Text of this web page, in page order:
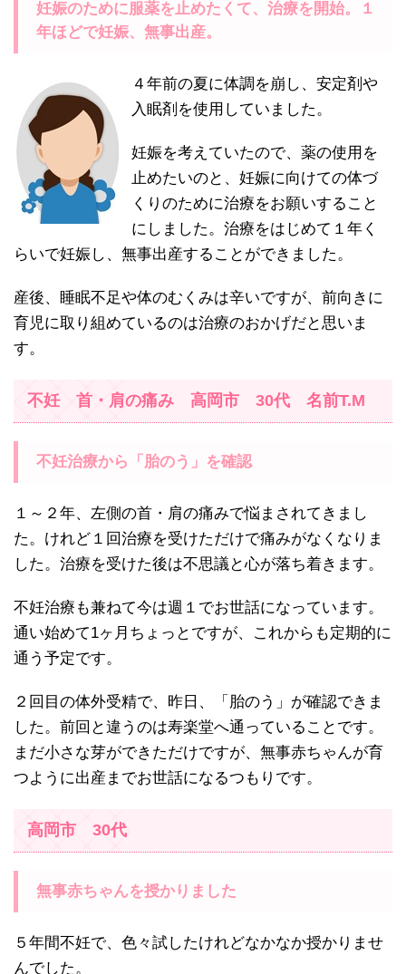
妊娠のために服薬を止めたくて、治療を開始。１
年ほどで妊娠、無事出産。
４年前の夏に体調を崩し、安定剤や
入眠剤を使用していました。
妊娠を考えていたので、薬の使用を
止めたいのと、妊娠に向けての体づ
くりのために治療をお願いすること
にしました。治療をはじめて１年く
らいで妊娠し、無事出産することができました。
産後、睡眠不足や体のむくみは辛いですが、前向きに
育児に取り組めているのは治療のおかげだと思いま
す。
不妊 首・肩の痛み 高岡市 30代 名前T.M
不妊治療から「胎のう」を確認
１～２年、左側の首・肩の痛みで悩まされてきまし
た。けれど１回治療を受けただけで痛みがなくなりま
した。治療を受けた後は不思議と心が落ち着きます。
不妊治療も兼ねて今は週１でお世話になっています。
通い始めて1ヶ月ちょっとですが、これからも定期的に
通う予定です。
２回目の体外受精で、昨日、「胎のう」が確認できま
した。前回と違うのは寿楽堂へ通っていることです。
まだ小さな芽ができただけですが、無事赤ちゃんが育
つように出産までお世話になるつもりです。
高岡市 30代
無事赤ちゃんを授かりました
５年間不妊で、色々試したけれどなかなか授かりませ
んでした。